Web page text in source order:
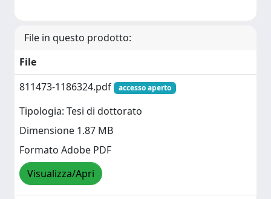
File in questo prodotto:
File
811473-1186324.pdf
accesso aperto
Tipologia: Tesi di dottorato
Dimensione 1.87 MB
Formato Adobe PDF
Visualizza/Apri